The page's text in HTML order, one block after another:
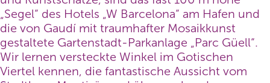
„Segel“ des Hotels „W Barcelona“ am Hafen und
die von Gaudí mit traumhafter Mosaikkunst
gestaltete Gartenstadt-Parkanlage „Parc Güell“.
Wir lernen versteckte Winkel im Gotischen
Viertel kennen, die fantastische Aussicht vom